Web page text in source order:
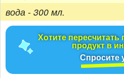
вода - 300 мл.
Хотите
продукт в
Спросите